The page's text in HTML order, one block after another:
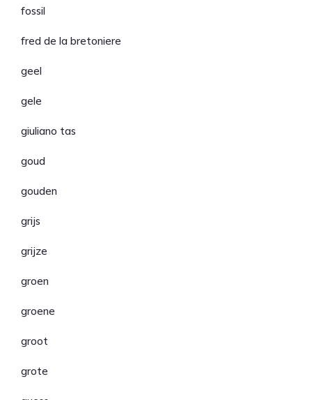
fossil
fred de la bretoniere
geel
gele
giuliano tas
goud
gouden
grijs
grijze
groen
groene
groot
grote